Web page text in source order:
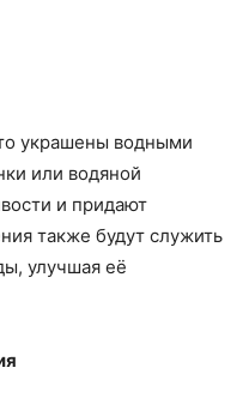
украшены водными
или водяной
и придают
также будут служить
улучшая её